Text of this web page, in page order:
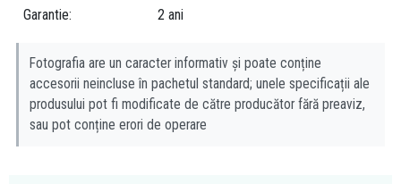
Design elegant
Fabricat din ceramică sanitară de înaltă calitate
Rezistent la zgârieturi
Ușor de curățat și de întreținut
Garantie 2 ani
Fotografia are un caracter informativ și poate conține
accesorii neincluse în pachetul standard; unele specificații ale
produsului pot fi modificate de către producător fără preaviz,
sau pot conține erori de operare